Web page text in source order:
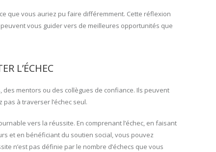
que vous auriez pu faire différemment. Cette réflexion
vous guider vers de meilleures opportunités que
L’ÉCHEC
mentors ou des collègues de confiance. Ils peuvent
à traverser l’échec seul.
vers la réussite. En comprenant l’échec, en faisant
et en bénéficiant du soutien social, vous pouvez
n’est pas définie par le nombre d’échecs que vous